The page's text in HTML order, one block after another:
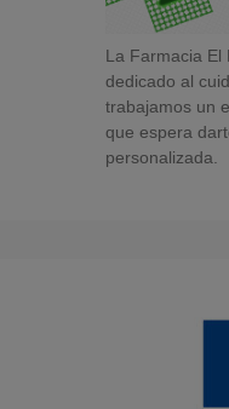
La Farmacia El
dedicado al
trabajamos un
que espera
personalizada.